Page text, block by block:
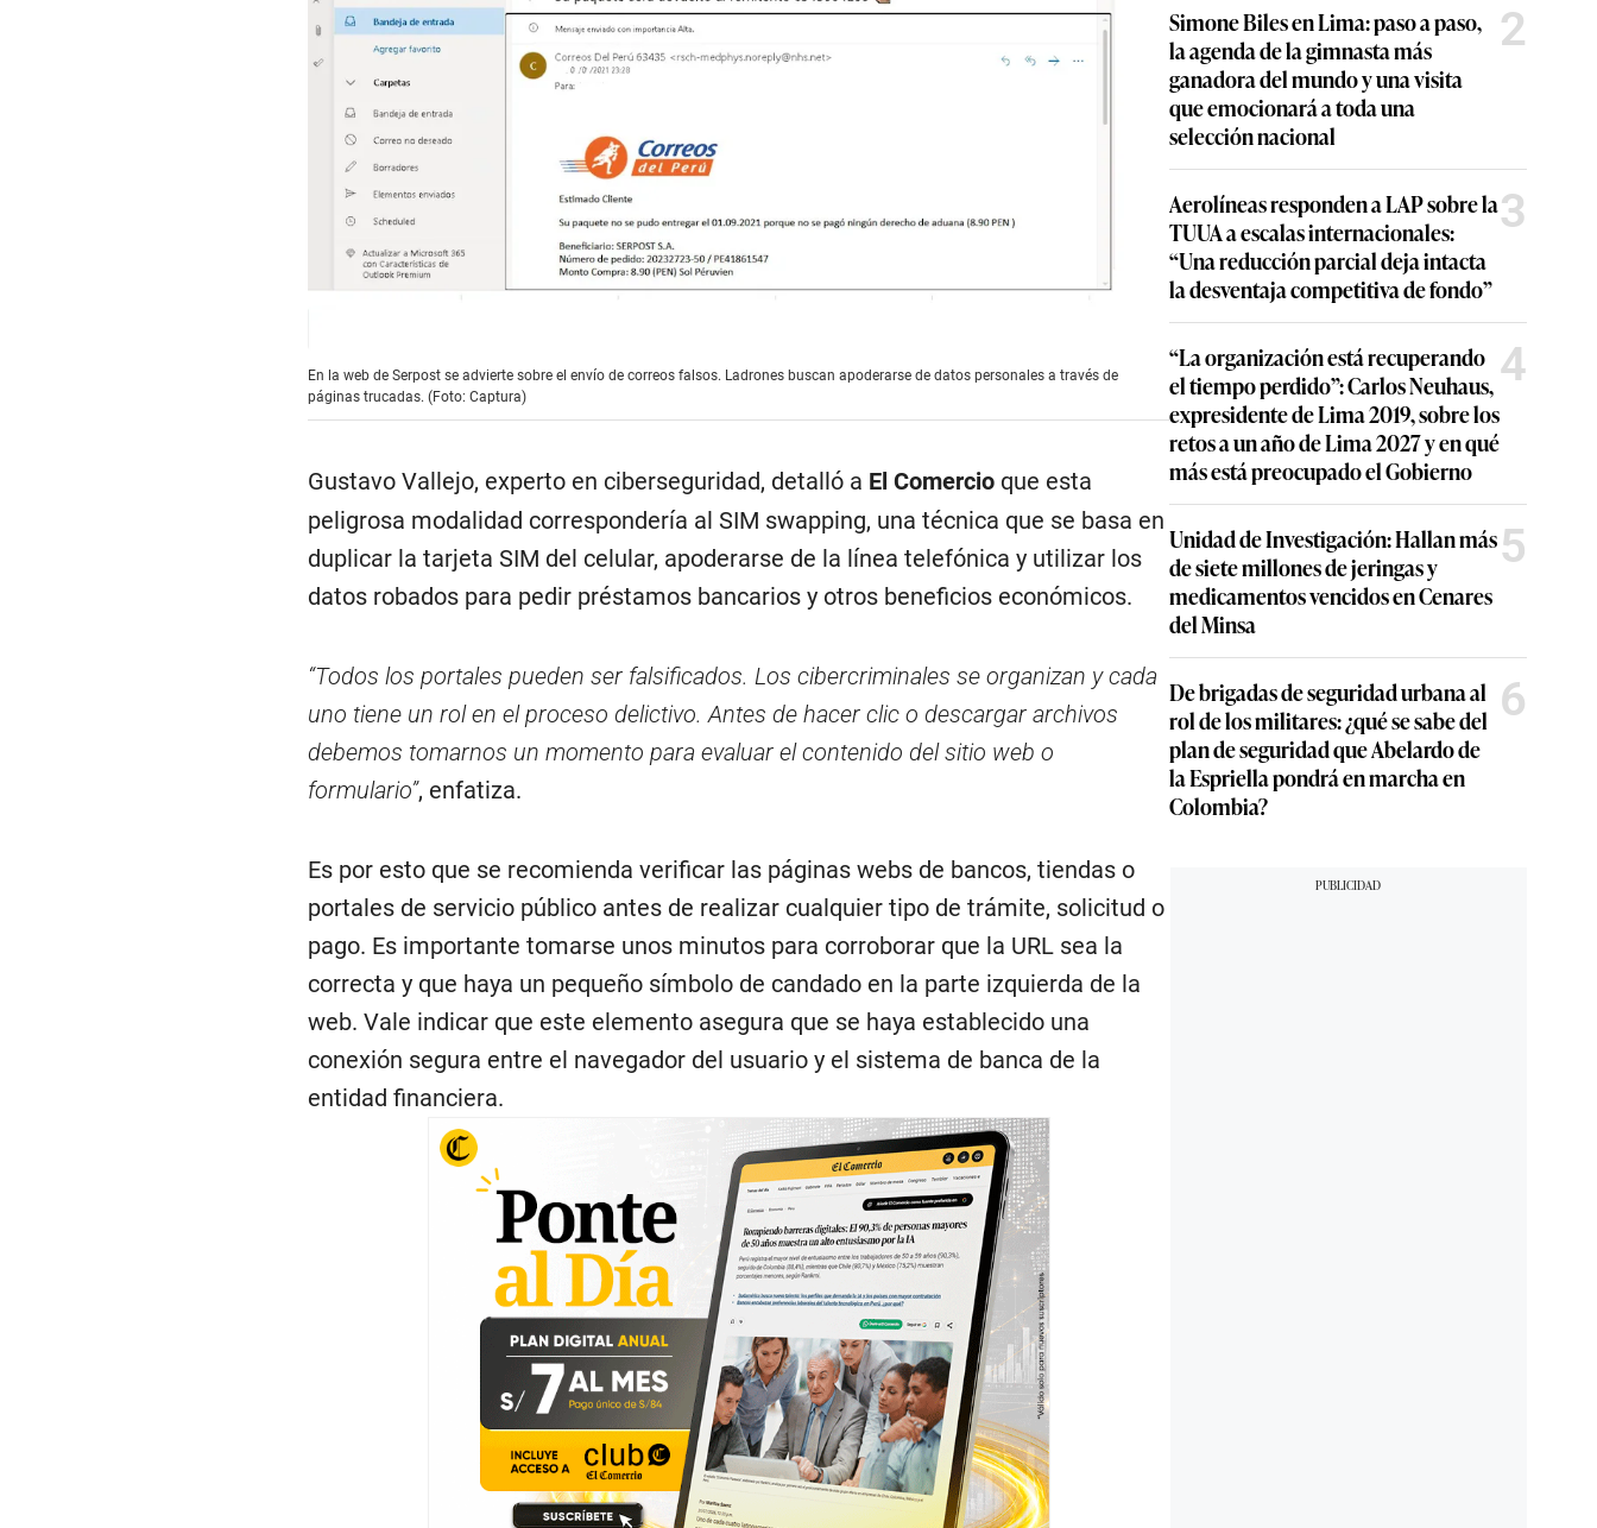
En la web de Serpost se advierte sobre el envío de correos falsos. Ladrones buscan apoderarse de datos personales a través de
páginas trucadas. (Foto: Captura)
Gustavo Vallejo, experto en ciberseguridad, detalló a El Comercioque esta
peligrosa modalidad correspondería al SIM swapping, una técnica que se basa en
duplicar la tarjeta SIM del celular, apoderarse de la línea telefónica y utilizar los
datos robados para pedir préstamos bancarios y otros beneficios económicos.
“Todos los portales pueden ser falsificados. Los cibercriminales se organizan y cada
uno tiene un rol en el proceso delictivo. Antes de hacer clic o descargar archivos
debemos tomarnos un momento para evaluar el contenido del sitio web o
formulario”, enfatiza.
Es por esto que se recomienda verificar las páginas webs de bancos, tiendas o
portales de servicio público antes de realizar cualquier tipo de trámite, solicitud o
pago. Es importante tomarse unos minutos para corroborar que la URL sea la
correcta y que haya un pequeño símbolo de candado en la parte izquierda de la
web. Vale indicar que este elemento asegura que se haya establecido una
conexión segura entre el navegador del usuario y el sistema de banca de la
entidad financiera.
Simone Biles en Lima: paso a paso,
la agenda de la gimnasta más
ganadora del mundo y una visita
que emocionará a toda una
selección nacional
2
Aerolíneas responden a LAP sobre la
TUUA a escalas internacionales:
“Una reducción parcial deja intacta
la desventaja competitiva de fondo”
3
“La organización está recuperando
el tiempo perdido”: Carlos Neuhaus,
expresidente de Lima 2019, sobre los
retos a un año de Lima 2027 y en qué
más está preocupado el Gobierno
4
Unidad de Investigación: Hallan más
de siete millones de jeringas y
medicamentos vencidos en Cenares
del Minsa
5
De brigadas de seguridad urbana al
rol de los militares: ¿qué se sabe del
plan de seguridad que Abelardo de
la Espriella pondrá en marcha en
Colombia?
6